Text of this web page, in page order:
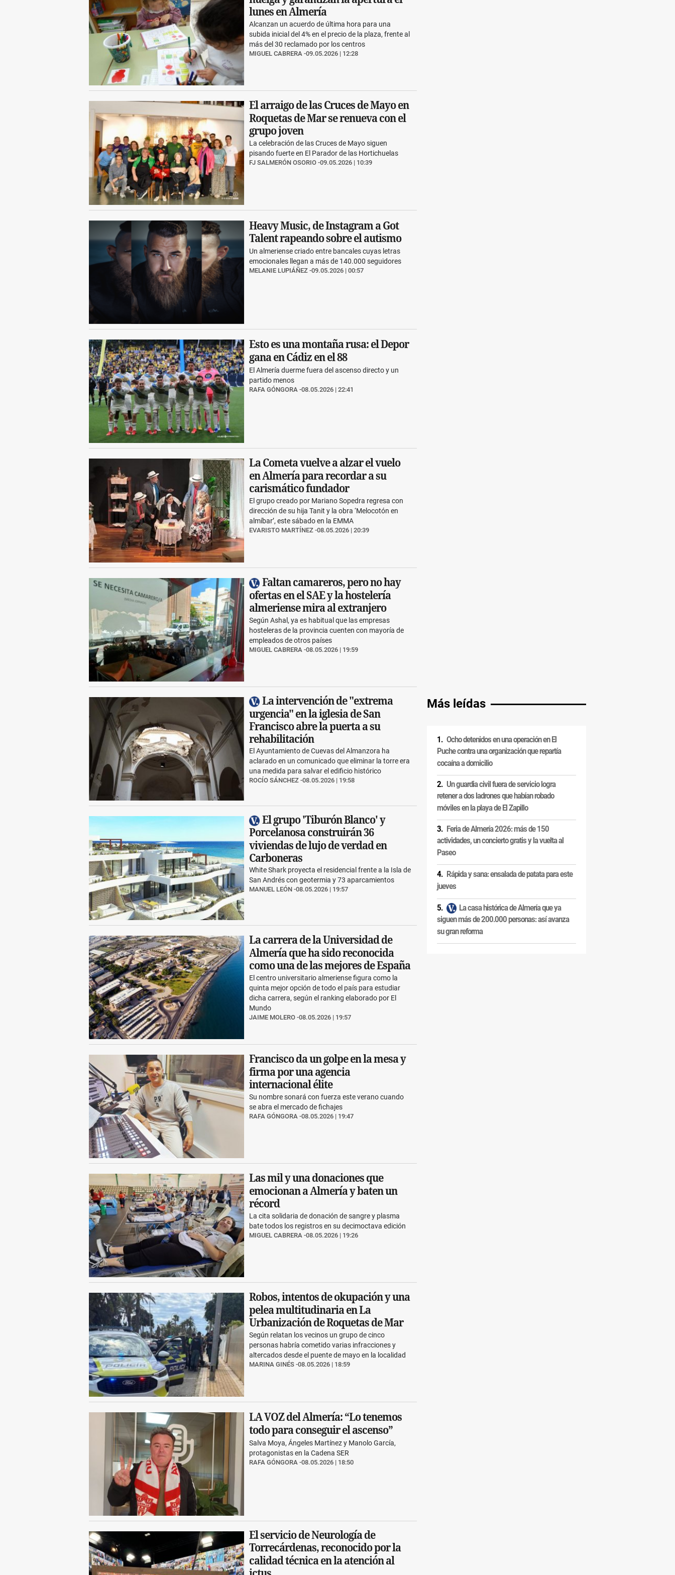
lunes en Almería
MIGUEL CABRERA 09.05.2026 | 12:28
Alcanzan un acuerdo de última hora para una
subida inicial del 4% en el precio de la plaza, frente al
más del 30 reclamado por los centros
El arraigo de las Cruces de Mayo en
Roquetas de Mar se renueva con el
grupo joven
FJ SALMERÓN OSORIO 09.05.2026 | 10:39
La celebración de las Cruces de Mayo siguen
pisando fuerte en El Parador de las Hortichuelas
Heavy Music, de Instagram a Got
Talent rapeando sobre el autismo
MELANIE LUPIÁÑEZ 09.05.2026 | 00:57
Un almeriense criado entre bancales cuyas letras
emocionales llegan a más de 140.000 seguidores
Esto es una montaña rusa: el Depor
gana en Cádiz en el 88
RAFA GÓNGORA 08.05.2026 | 22:41
El Almería duerme fuera del ascenso directo y un
partido menos
La Cometa vuelve a alzar el vuelo
en Almería para recordar a su
carismático fundador
EVARISTO MARTÍNEZ 08.05.2026 | 20:39
El grupo creado por Mariano Sopedra regresa con
dirección de su hija Tanit y la obra ‘Melocotón en
almíbar’, este sábado en la EMMA
Faltan camareros, pero no hay
ofertas en el SAE y la hostelería
almeriense mira al extranjero
MIGUEL CABRERA 08.05.2026 | 19:59
Según Ashal, ya es habitual que las empresas
hosteleras de la provincia cuenten con mayoría de
empleados de otros países
La intervención de "extrema
urgencia" en la iglesia de San
Francisco abre la puerta a su
rehabilitación
ROCÍO SÁNCHEZ 08.05.2026 | 19:58
El Ayuntamiento de Cuevas del Almanzora ha
aclarado en un comunicado que eliminar la torre era
una medida para salvar el edificio histórico
El grupo 'Tiburón Blanco' y
Porcelanosa construirán 36
viviendas de lujo de verdad en
Carboneras
MANUEL LEÓN 08.05.2026 | 19:57
White Shark proyecta el residencial frente a la Isla de
San Andrés con geotermia y 73 aparcamientos
La carrera de la Universidad de
Almería que ha sido reconocida
como una de las mejores de España
JAIME MOLERO 08.05.2026 | 19:57
El centro universitario almeriense figura como la
quinta mejor opción de todo el país para estudiar
dicha carrera, según el ranking elaborado por El
Mundo
Francisco da un golpe en la mesa y
firma por una agencia
internacional élite
RAFA GÓNGORA 08.05.2026 | 19:47
Su nombre sonará con fuerza este verano cuando
se abra el mercado de fichajes
Las mil y una donaciones que
emocionan a Almería y baten un
récord
MIGUEL CABRERA 08.05.2026 | 19:26
La cita solidaria de donación de sangre y plasma
bate todos los registros en su decimoctava edición
Robos, intentos de okupación y una
pelea multitudinaria en La
Urbanización de Roquetas de Mar
MARINA GINÉS 08.05.2026 | 18:59
Según relatan los vecinos un grupo de cinco
personas habría cometido varias infracciones y
altercados desde el puente de mayo en la localidad
LA VOZ del Almería: “Lo tenemos
todo para conseguir el ascenso”
RAFA GÓNGORA 08.05.2026 | 18:50
Salva Moya, Ángeles Martínez y Manolo García,
protagonistas en la Cadena SER
El servicio de Neurología de
Torrecárdenas, reconocido por la
calidad técnica en la atención al
Más leídas
Ocho detenidos en una operación en El
Puche contra una organización que repartía
cocaína a domicilio
Un guardia civil fuera de servicio logra
retener a dos ladrones que habían robado
móviles en la playa de El Zapillo
Feria de Almería 2026: más de 150
actividades, un concierto gratis y la vuelta al
Paseo
Rápida y sana: ensalada de patata para este
jueves
La casa histórica de Almería que ya
siguen más de 200.000 personas: así avanza
su gran reforma